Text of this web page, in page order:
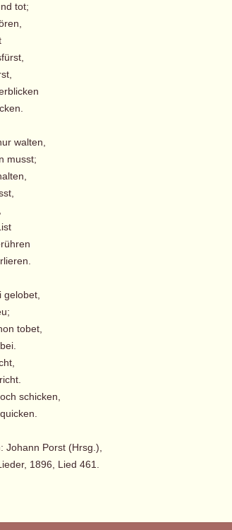
tot;
walten,
musst;
tobet,
schicken,
Johann Porst (Hrsg.),
1896, Lied 461.